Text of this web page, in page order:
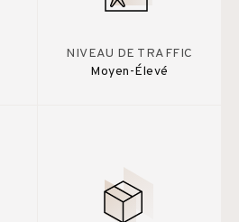
NIVEAU DE TRAFFIC
Moyen-Élevé